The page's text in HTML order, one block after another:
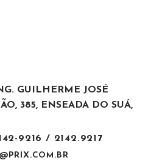
GUILHERME JOSÉ
385, ENSEADA DO SUÁ,
9216 / 2142.9217